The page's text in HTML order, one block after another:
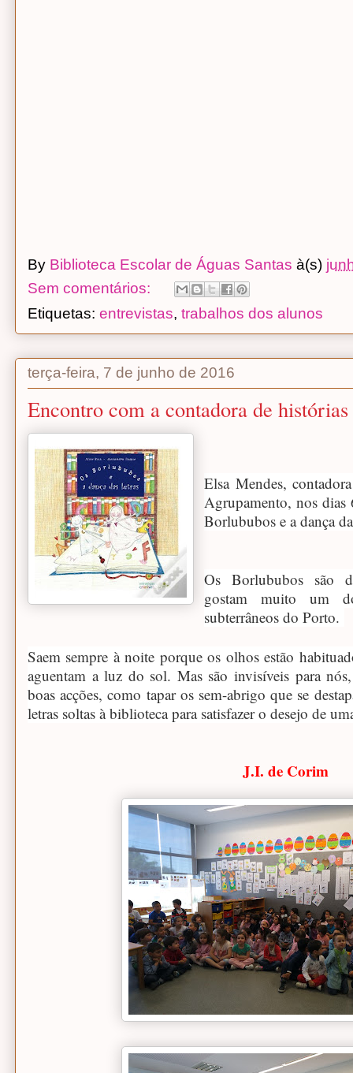
By Biblioteca Escolar de Águas Santas à(s)
Sem comentários:
Etiquetas: entrevistas, trabalhos dos alunos
terça-feira, 7 de junho de 2016
Encontro com a contadora de
Elsa Mendes,
Agrupamento, nos
Borlububos e a dança
Os Borlububos são
gostam muito um
subterrâneos do Porto.
Saem sempre à noite porque os olhos estão
aguentam a luz do sol. Mas são invisíveis para
boas acções, como tapar os sem-abrigo que se
letras soltas à biblioteca para satisfazer o desejo de
J.I. de Corim